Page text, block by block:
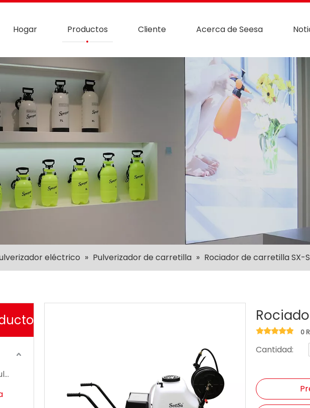
Hogar Productos Cliente Acerca de Seesa
eléctrico » Pulverizador de carretilla » Rociador de carretilla SX-
Pulverizador para vehículos todo terreno
0
Cantidad: